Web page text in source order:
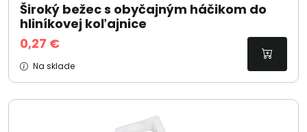
Široký bežec s obyčajným háčikom do
hliníkovej koľajnice
0,27 €
Na sklade